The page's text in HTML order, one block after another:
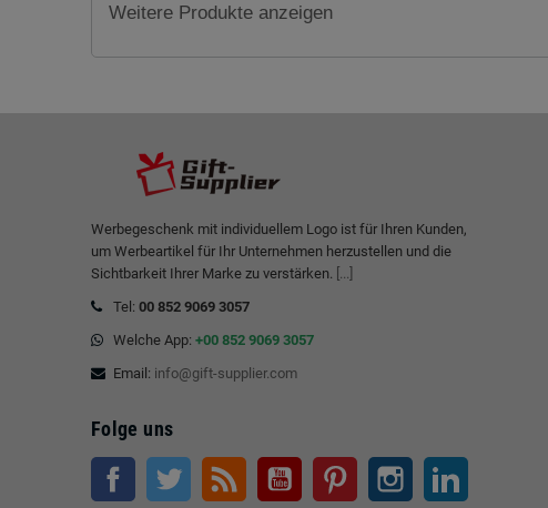
Weitere Produkte anzeigen
Werbegeschenk mit individuellem Logo ist für Ihren Kunden,
um Werbeartikel für Ihr Unternehmen herzustellen und die
Sichtbarkeit Ihrer Marke zu verstärken. [...]
Tel: 00 852 9069 3057
Welche App: +00 852 9069 3057
Email: info@gift-supplier.com
Folge uns
Facebook Twitter RSS Youtube Pinterest Instagram